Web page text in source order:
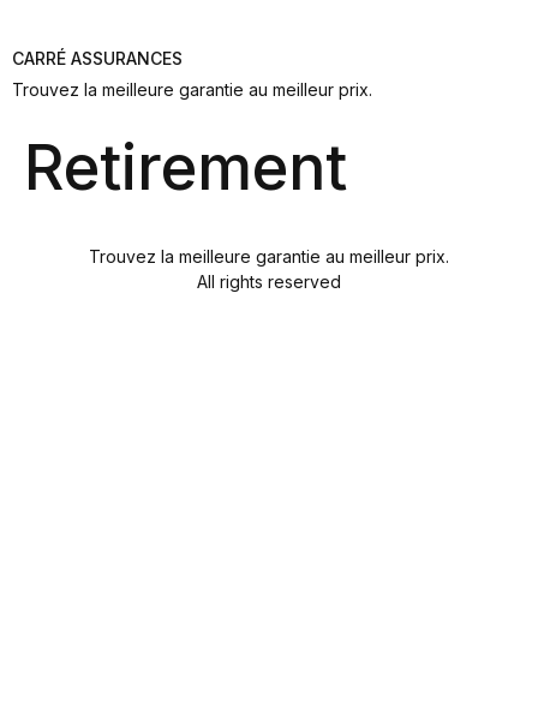
CARRÉ ASSURANCES
Trouvez la meilleure garantie au meilleur prix.
Retirement
Trouvez la meilleure garantie au meilleur prix.
All rights reserved